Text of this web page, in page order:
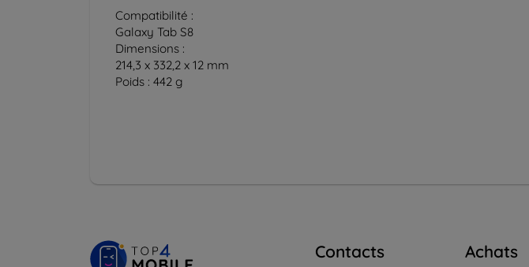
Compatibilité :
Galaxy Tab S8
Dimensions :
214,3 x 332,2 x 12 mm
Poids : 442 g
Contacts Achats